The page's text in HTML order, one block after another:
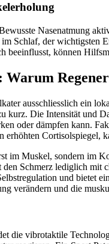
Nasenatmung
Schlaf, der wichtigsten
beeinflusst, können
Warum
ausschliesslich ein
kurz. Die Intensität und
oder dämpfen kann.
erhöhten
im Muskel, sondern im
Schmerz lediglich mit
und bietet
verändern und die
die vibrotaktile